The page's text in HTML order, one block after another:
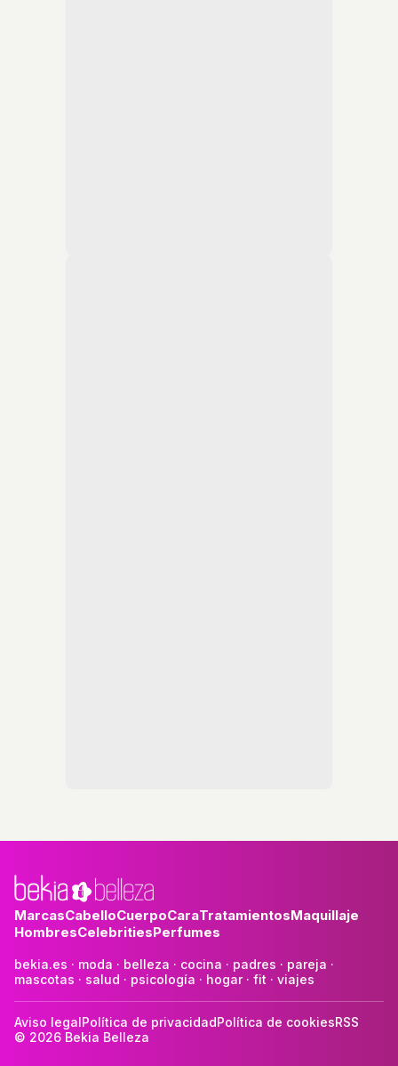
MarcasCabelloCuerpoCaraTratamientosMaquillaje
HombresCelebritiesPerfumes
bekia.es · moda · belleza · cocina · padres · pareja ·
mascotas · salud · psicología · hogar· fit · viajes
Aviso legalPolítica de privacidadPolítica de cookiesRSS
© 2026 Bekia Belleza